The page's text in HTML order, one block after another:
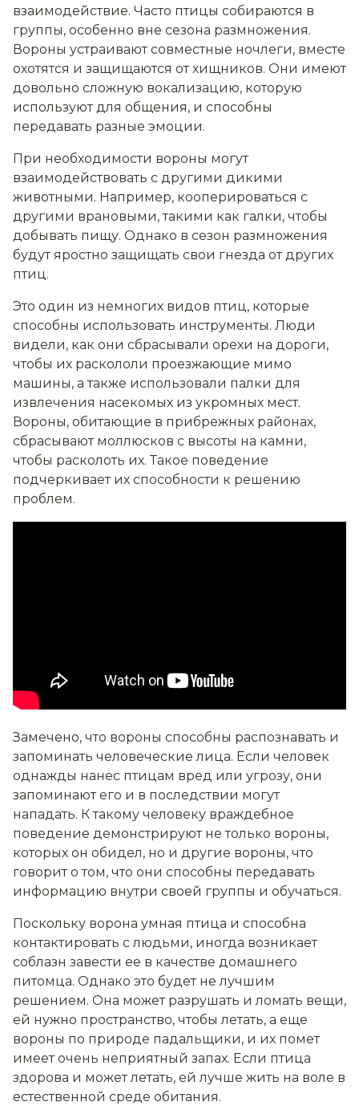
взаимодействие. Часто птицы собираются в
группы, особенно вне сезона размножения.
Вороны устраивают совместные ночлеги, вместе
охотятся и защищаются от хищников. Они имеют
довольно сложную вокализацию, которую
используют для общения, и способны
передавать разные эмоции.
При необходимости вороны могут
взаимодействовать с другими дикими
животными. Например, кооперироваться с
другими врановыми, такими как галки, чтобы
добывать пищу. Однако в сезон размножения
будут яростно защищать свои гнезда от других
птиц.
Это один из немногих видов птиц, которые
способны использовать инструменты. Люди
видели, как они сбрасывали орехи на дороги,
чтобы их раскололи проезжающие мимо
машины, а также использовали палки для
извлечения насекомых из укромных мест.
Вороны, обитающие в прибрежных районах,
сбрасывают моллюсков с высоты на камни,
чтобы расколоть их. Такое поведение
подчеркивает их способности к решению
проблем.
Замечено, что вороны способны распознавать и
запоминать человеческие лица. Если человек
однажды нанес птицам вред или угрозу, они
запоминают его и в последствии могут
нападать. К такому человеку враждебное
поведение демонстрируют не только вороны,
которых он обидел, но и другие вороны, что
говорит о том, что они способны передавать
информацию внутри своей группы и обучаться.
Поскольку ворона умная птица и способна
контактировать с людьми, иногда возникает
соблазн завести ее в качестве домашнего
питомца. Однако это будет не лучшим
решением. Она может разрушать и ломать вещи,
ей нужно пространство, чтобы летать, а еще
вороны по природе падальщики, и их помет
имеет очень неприятный запах. Если птица
здорова и может летать, ей лучше жить на воле в
естественной среде обитания.